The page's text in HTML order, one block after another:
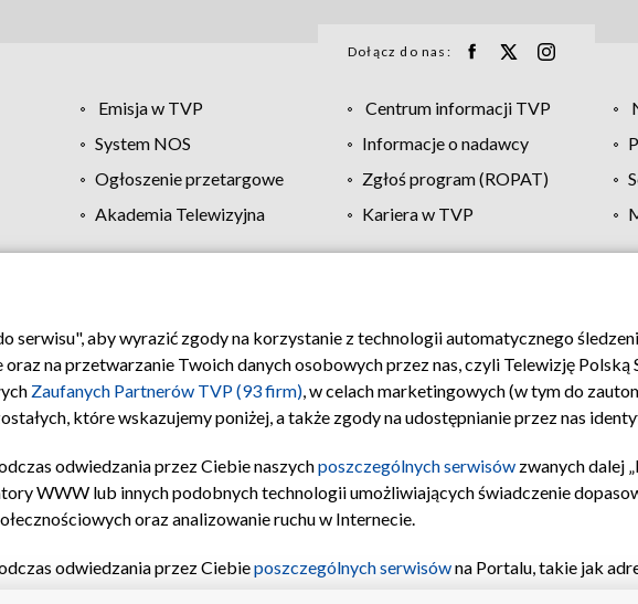
Dołącz do nas:
Emisja w TVP Centrum informacji TVP
System NOS Informacje o nadawcy
Ogłoszenie przetargowe Zgłoś program (ROPAT)
Akademia Telewizyjna Kariera w TVP
Regulamin TVP Polityka prywatności Moje zgody Pomoc
serwisu", aby wyrazić zgody na korzystanie z technologii automatycznego
na przetwarzanie Twoich danych osobowych przez nas, czyli Telewizję Polską
Zaufanych Partnerów TVP (93 firm), w celach marketingowych (w tym do
które wskazujemy poniżej, a także zgody na udostępnianie przez nas
odwiedzania przez Ciebie naszychposzczególnych serwisów zwanych dalej
WWW lub innych podobnych technologii umożliwiających świadczenie
oraz analizowanie ruchu w Internecie.
odwiedzania przez Ciebieposzczególnych serwisówna Portalu, takie jak